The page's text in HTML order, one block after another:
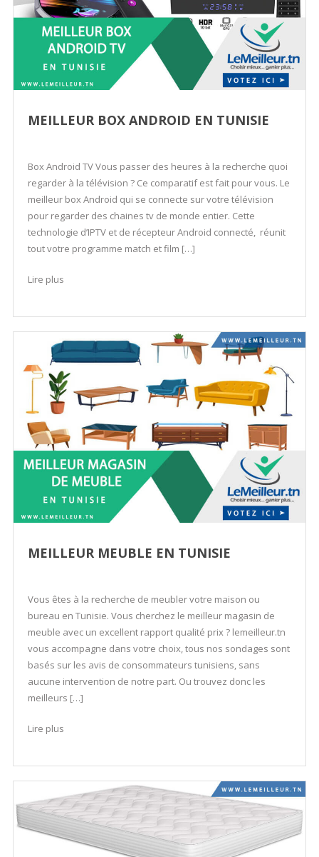
MEILLEUR BOX ANDROID EN TUNISIE
Box Android TV Vous passer des heures à la recherche quoi
regarder à la télévision ? Ce comparatif est fait pour vous. Le
meilleur box Android qui se connecte sur votre télévision
pour regarder des chaines tv de monde entier. Cette
technologie d’IPTV et de récepteur Android connecté, réunit
tout votre programme match et film […]
Lire plus
MEILLEUR MEUBLE EN TUNISIE
Vous êtes à la recherche de meubler votre maison ou
bureau en Tunisie. Vous cherchez le meilleur magasin de
meuble avec un excellent rapport qualité prix ? lemeilleur.tn
vous accompagne dans votre choix, tous nos sondages sont
basés sur les avis de consommateurs tunisiens, sans
aucune intervention de notre part. Ou trouvez donc les
meilleurs […]
Lire plus